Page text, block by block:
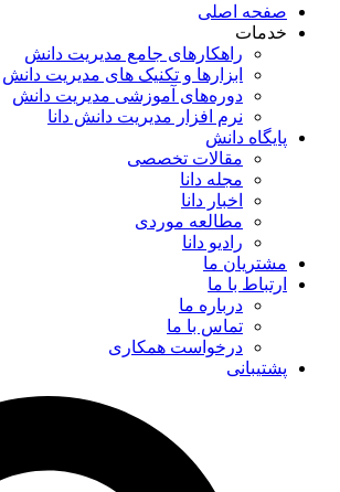
صفحه اصلی
خدمات
راهکارهای جامع مدیریت دانش
ابزارها و تکنیک‌ های مدیریت دانش
دوره‌های آموزشی مدیریت دانش
نرم افزار مدیریت دانش دانا
پایگاه دانش
مقالات تخصصی
مجله دانا
اخبار دانا
مطالعه موردی
رادیو دانا
مشتریان ما
ارتباط با ما
درباره ما
تماس با ما
درخواست همکاری
پشتیبانی